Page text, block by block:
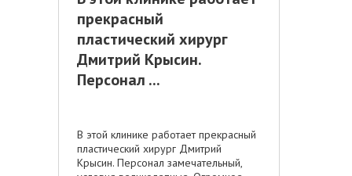
прекрасный
пластический хирург
Дмитрий Крысин.
Персонал ...
В этой клинике работает прекрасный
пластический хирург Дмитрий
Крысин. Персонал замечательный,